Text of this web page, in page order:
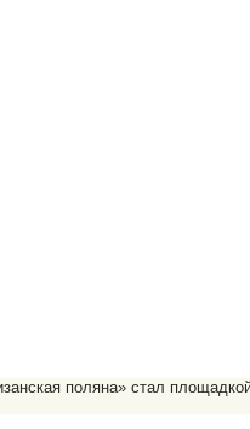
поляна» стал